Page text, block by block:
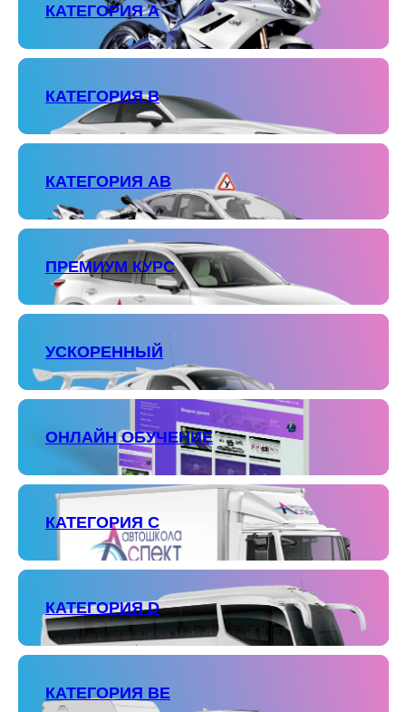
КАТЕГОРИЯ А
КАТЕГОРИЯ В
КАТЕГОРИЯ АВ
ПРЕМИУМ КУРС
УСКОРЕННЫЙ
ОНЛАЙН ОБУЧЕНИЕ
КАТЕГОРИЯ С
КАТЕГОРИЯ D
КАТЕГОРИЯ ВЕ